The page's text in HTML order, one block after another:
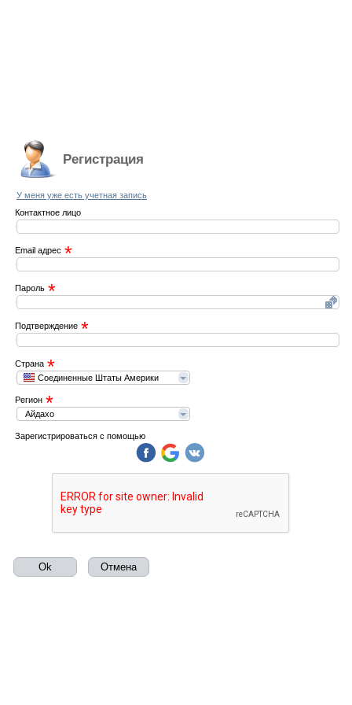
Регистрация
У меня уже есть учетная запись
Контактное лицо
Email адрес *
Пароль *
Подтверждение *
Страна *
Соединенные Штаты Америки
Регион *
Айдахо
Зарегистрироваться с помощью